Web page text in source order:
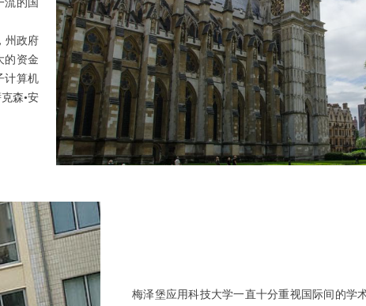
流的国
州政府
的资金
计算机
森•安
梅泽堡应用科技大学一直十分重视国际间的学